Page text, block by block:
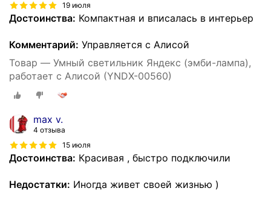
19 июля
Достоинства: Компактная и вписалась в интерьер
Комментарий: Управляется с Алисой
Товар — Умный светильник Яндекс (эмби-лампа),
работает с Алисой (YNDX-00560)
max v.
4 отзыва
15 июля
Достоинства: Красивая , быстро подключили
Недостатки: Иногда живет своей жизнью )